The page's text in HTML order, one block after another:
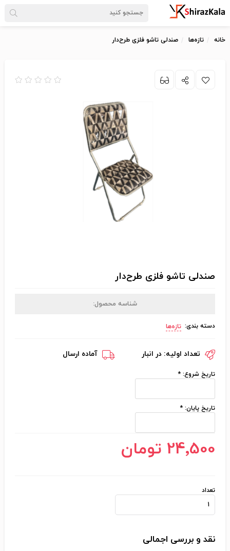
خانه تازه‌ها صندلی تاشو فلزی طرح‌دار
صندلی تاشو فلزی طرح‌دار
شناسه محصول:
دسته بندی: تازه‌ها
تعداد اولیه: در انبار آماده ارسال
تاریخ شروع: *
تاریخ پایان: *
24٬500 تومان
تعداد
نقد و بررسی اجمالی